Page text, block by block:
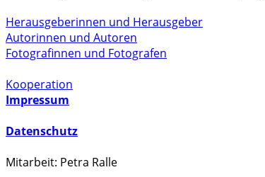
Herausgeberinnen und Herausgeber
Autorinnen und Autoren
Fotografinnen und Fotografen
Kooperation
Impressum
Datenschutz
Mitarbeit: Petra Ralle